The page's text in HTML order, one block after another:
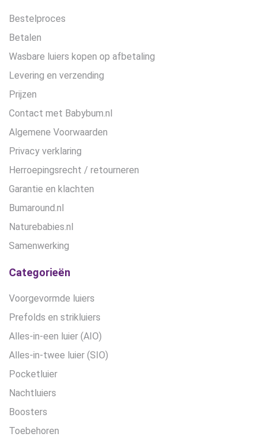
Bestelproces
Betalen
Wasbare luiers kopen op afbetaling
Levering en verzending
Prijzen
Contact met Babybum.nl
Algemene Voorwaarden
Privacy verklaring
Herroepingsrecht / retourneren
Garantie en klachten
Bumaround.nl
Naturebabies.nl
Samenwerking
Categorieën
Voorgevormde luiers
Prefolds en strikluiers
Alles-in-een luier (AIO)
Alles-in-twee luier (SIO)
Pocketluier
Nachtluiers
Boosters
Toebehoren